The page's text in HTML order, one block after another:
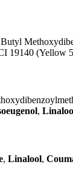
19140 (Yellow
,
, Linalool,